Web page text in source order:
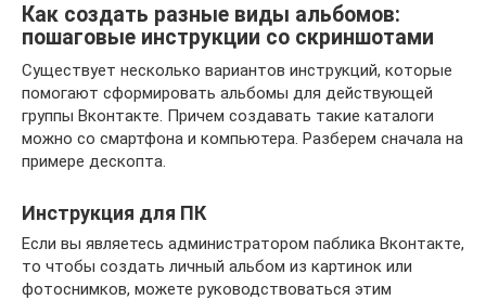
Как создать разные виды альбомов:
пошаговые инструкции со скриншотами
Существует несколько вариантов инструкций, которые
помогают сформировать альбомы для действующей
группы Вконтакте. Причем создавать такие каталоги
можно со смартфона и компьютера. Разберем сначала на
примере дескопта.
Инструкция для ПК
Если вы являетесь администратором паблика Вконтакте,
то чтобы создать личный альбом из картинок или
фотоснимков, можете руководствоваться этим